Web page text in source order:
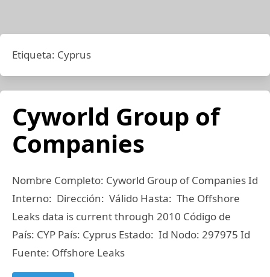
Etiqueta: Cyprus
Cyworld Group of
Companies
Nombre Completo: Cyworld Group of Companies Id
Interno: Dirección: Válido Hasta: The Offshore
Leaks data is current through 2010 Código de
País: CYP País: Cyprus Estado: Id Nodo: 297975 Id
Fuente: Offshore Leaks